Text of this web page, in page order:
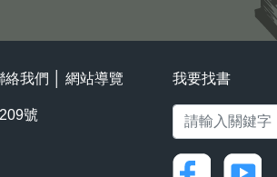
絡我們 網站導覽
號
我要找書